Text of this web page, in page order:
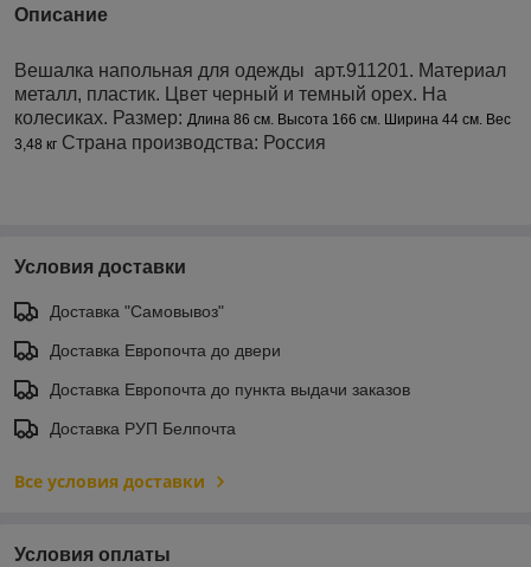
Описание
Вешалка напольная для одежды арт.911201. Материал
металл, пластик. Цвет черный и темный орех. На
колесиках. Размер: Длина 86 см. Высота 166 см. Ширина 44 см. Вес
3,48 кг Страна производства: Россия
Условия доставки
Доставка "Самовывоз"
Доставка Европочта до двери
Доставка Европочта до пункта выдачи заказов
Доставка РУП Белпочта
Все условия доставки
Условия оплаты